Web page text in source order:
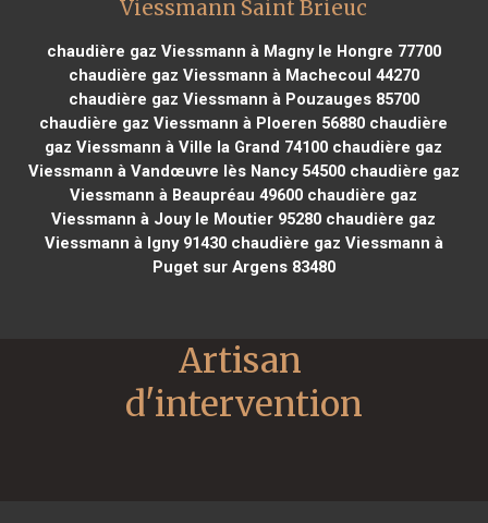
Viessmann Saint Brieuc
chaudière gaz Viessmann à Magny le Hongre 77700
chaudière gaz Viessmann à Machecoul 44270
chaudière gaz Viessmann à Pouzauges 85700
chaudière gaz Viessmann à Ploeren 56880 chaudière
gaz Viessmann à Ville la Grand 74100 chaudière gaz
Viessmann à Vandœuvre lès Nancy 54500chaudière gaz
Viessmann à Beaupréau 49600 chaudière gaz
Viessmann à Jouy le Moutier 95280 chaudière gaz
Viessmann à Igny 91430chaudière gaz Viessmann à
Puget sur Argens 83480
Artisan
d'intervention